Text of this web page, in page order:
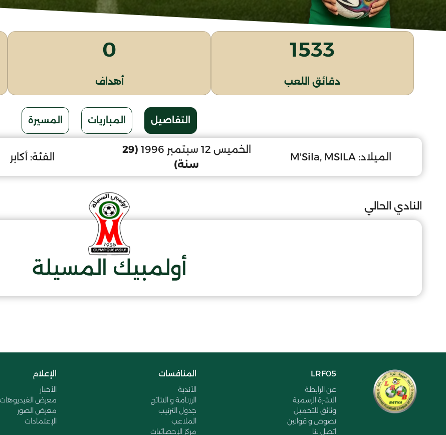
1533
دقائق اللعب
0
أهداف
التفاصيل المباريات المسيرة
الميلاد: M'Sila, MSILA
الخميس 12 سبتمبر 1996
(29
سنة)
الفئة: أكابر
النادي الحالي
أولمبيك المسيلة
LRF05
عن الرابطة
النشرة الرسمية
وثائق للتحميل
نصوص و قوانين
اتصل بنا
المنافسات
الأندية
الرزنامة و النتائج
جدول الترتيب
الملاعب
مركز الإحصائيات
الإعلام
الأخبار
معرض الفيديوهات
معرض الصور
الإعتمادات